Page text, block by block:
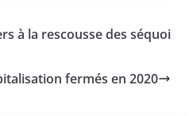
à la rescousse des séquoi
fermés en 2020